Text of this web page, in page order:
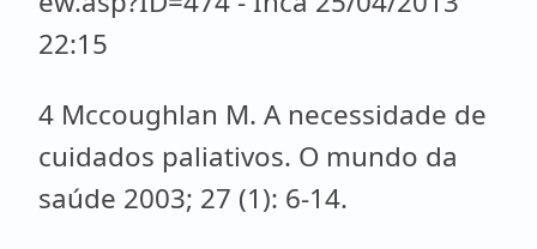
22:15
4 Mccoughlan M. A necessidade de
cuidados paliativos. O mundo da
saúde 2003; 27 (1): 6-14.